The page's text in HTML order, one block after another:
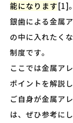
能になります[1]。
銀歯による金属
の中に入れたく
制度です。
ここでは金属ア
ポイントを解説し
ご自身が金属ア
は、ぜひ参考に